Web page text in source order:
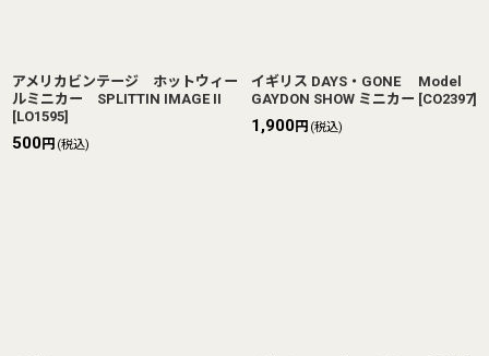
アメリカビンテージ ホットウィー
ルミニカー SPLITTIN IMAGE II
[LO1595]
500円 (税込)
イギリス DAYS・GONE Model
GAYDON SHOW ミニカー [CO2397]
1,900円 (税込)